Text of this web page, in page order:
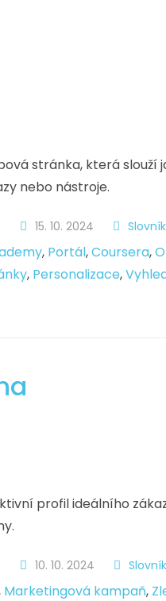
stránka, která
nebo nástroje.
15. 10. 2024
, Portál,Coursera,
, Personalizace,
profil ideálního
10. 10. 2024
Marketingová kampaň,